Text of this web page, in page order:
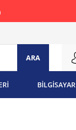
ARA
BİLGİSAYAR